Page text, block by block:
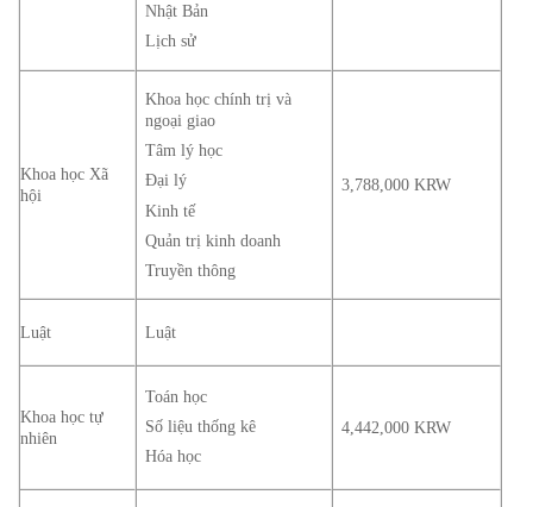
Nhật Bản
Lịch sử
Khoa học Xã
hội
Khoa học chính trị và
ngoại giao
Tâm lý học
Đại lý
Kinh tế
Quản trị kinh doanh
Truyền thông
3,788,000 KRW
Luật Luật
Khoa học tự
nhiên
Toán học
Số liệu thống kê
Hóa học
4,442,000 KRW